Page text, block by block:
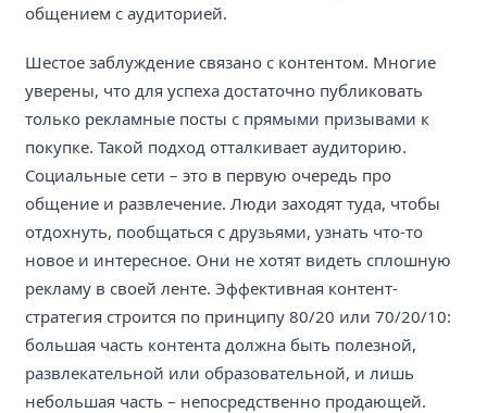
общением с аудиторией.
Шестое заблуждение связано с контентом. Многие
уверены, что для успеха достаточно публиковать
только рекламные посты с прямыми призывами к
покупке. Такой подход отталкивает аудиторию.
Социальные сети – это в первую очередь про
общение и развлечение. Люди заходят туда, чтобы
отдохнуть, пообщаться с друзьями, узнать что-то
новое и интересное. Они не хотят видеть сплошную
рекламу в своей ленте. Эффективная контент-
стратегия строится по принципу 80/20 или 70/20/10:
большая часть контента должна быть полезной,
развлекательной или образовательной, и лишь
небольшая часть – непосредственно продающей.